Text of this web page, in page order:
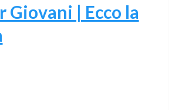
Giovani | Ecco la